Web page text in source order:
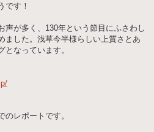
です！
声が多く、130年という節目にふさわし
ました。浅草今半様らしい上質さとあ
なっています。
レポートです。